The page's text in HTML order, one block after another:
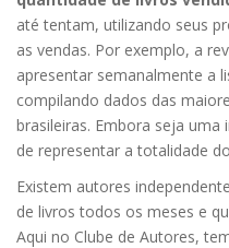
até tentam, utilizando seus
as vendas. Por exemplo, a
apresentar semanalmente a
compilando dados das
brasileiras. Embora seja
de representar a totalidade
Existem autores
de livros todos os meses e
Aqui no Clube de Autores,